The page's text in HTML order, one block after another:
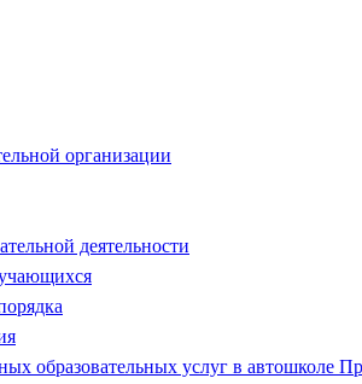
организации
деятельности
образовательных услуг в автошколе